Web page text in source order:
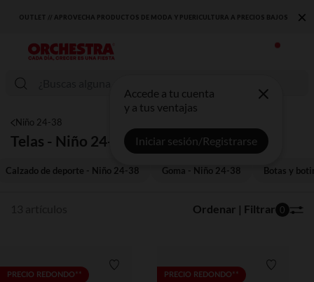
OUTLET // APROVECHA PRODUCTOS DE MODA Y PUERICULTURA A PRECIOS BAJOS ×
Accede a tu cuenta
y a tus ventajas
Iniciar sesión/Registrarse
Niño 24-38
Telas - Niño 24-38
Calzado de deporte - Niño 24-38 Goma - Niño 24-38 Botas y
Ordenar | Filtrar 0
PRECIO REDONDO** Lista de requisitosPRECIO REDONDO**